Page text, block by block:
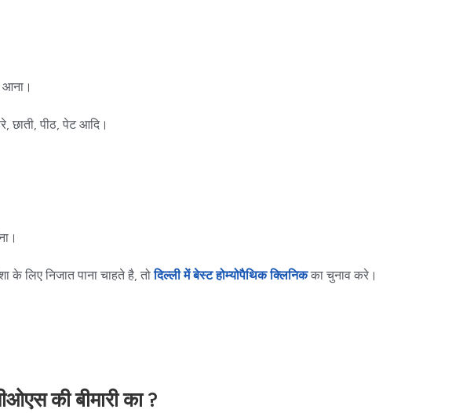
आना।
छाती, पीठ, पेट आदि।
लिए निजात पाना चाहते है, तोदिल्ली में बेस्ट होम्योपैथिक क्लिनिकका चुनाव करे।
की बीमारी का ?